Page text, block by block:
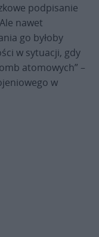
podpisanie
nawet
go byłoby
w sytuacji, gdy
atomowych” –
w